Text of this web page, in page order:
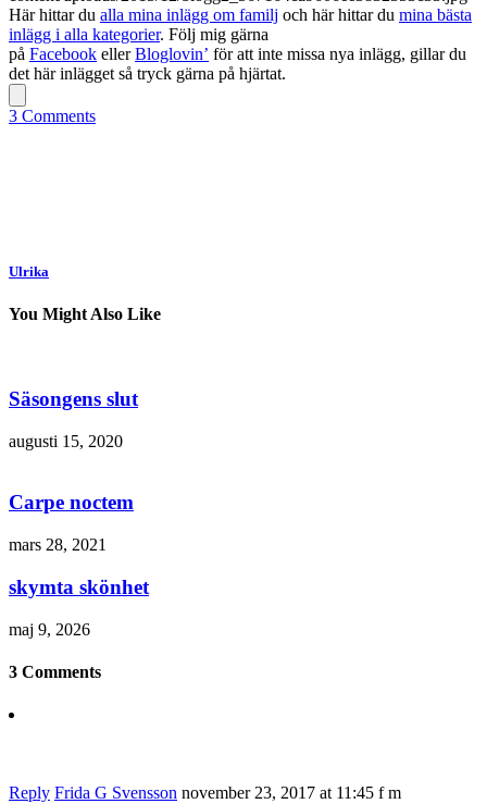
Här hittar du alla mina inlägg om familj och här hittar du mina bästa
inlägg i alla kategorier. Följ mig gärna
på Facebook ellerBloglovin’ för att inte missa nya inlägg, gillar du
det här inlägget så tryck gärna på hjärtat.
3 Comments
Ulrika
You Might Also Like
Säsongens slut
augusti 15, 2020
Carpe noctem
mars 28, 2021
skymta skönhet
maj 9, 2026
3 Comments
Reply Frida G Svensson november 23, 2017 at 11:45 f m